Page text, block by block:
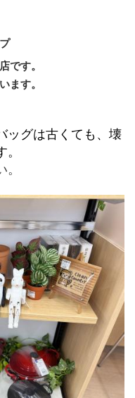
です。
ます。
ッグは古くても、壊